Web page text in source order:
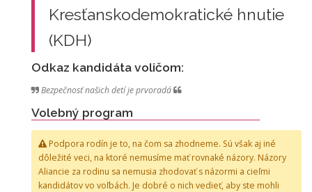
Kresťanskodemokratické hnutie
(KDH)
Odkaz kandidáta voličom:
Bezpečnosť našich detí je prvoradá
Volebný program
Podpora rodín je to, na čom sa zhodneme. Sú však aj iné
dôležité veci, na ktoré nemusíme mať rovnaké názory. Názory
Aliancie za rodinu sa nemusia zhodovať s názormi a cieľmi
kandidátov vo voľbách. Je dobré o nich vedieť, aby ste mohli